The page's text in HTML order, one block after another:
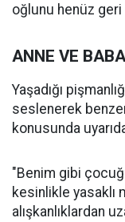
oğlunu henüz geri
ANNE VE
Yaşadığı
seslenerek
konusunda
"Benim gibi
kesinlikle yasaklı
alışkanlıklardan